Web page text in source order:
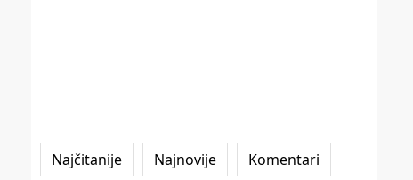
Najčitanije Najnovije Komentari